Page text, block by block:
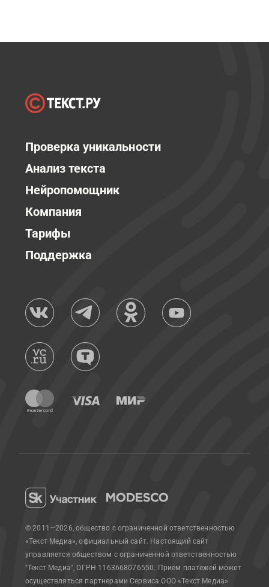
Проверка уникальности
Анализ текста
Нейропомощник
Компания
Тарифы
Поддержка
© 2011—2026, общество с ограниченной ответственностью
«Текст Медиа», официальный сайт. Настоящий сайт
управляется обществом с ограниченной ответственностью
"Текст Медиа", ОГРН 1163668076550. Прием платежей может
осуществляться партнерами Сервиса.ООО «Текст Медиа»